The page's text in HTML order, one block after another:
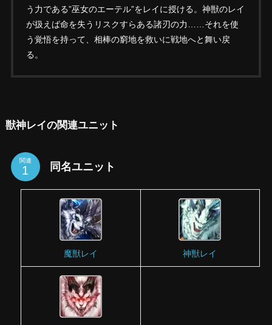
う力である”巫女のエーテル”をレイに授ける。神獣のレイ
が扱えば命を失うリスクすらある諸刃の力……それを使
う覚悟を持って、相棒の窮地を救いに戦地へと舞い戻
る。
獣神レイの関連ユニット
関連
同名ユニット
魔獣レイ 神獣レイ